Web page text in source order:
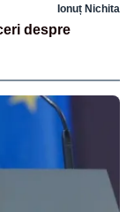
Ionuț Nichita
despre